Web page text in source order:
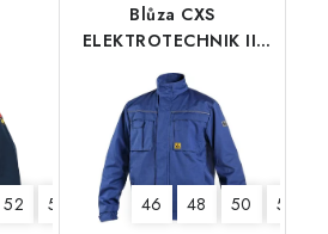
52 54 56 58 60 62
Blůza CXS
ELEKTROTECHNIK II,
pánská
46 48 50 52